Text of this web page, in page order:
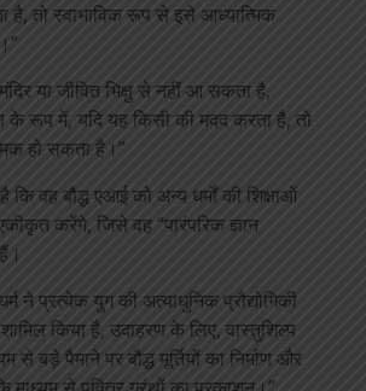
है, तो स्वाभाविक रूप से इसे आध्यात्मिक
या जीवित भिक्षु से नहीं आ सकता है,
रूप में, यदि यह किसी की मदद करता है, तो
हो सकता है।”
कि वह बौद्ध एआई को अन्य धर्मों की शिक्षाओं
करेंगे, जिसे वह “पारंपरिक ज्ञान
ने प्रत्येक युग की अत्याधुनिक प्रौद्योगिकी
किया है, उदाहरण के लिए, वास्तुशिल्प
से बड़े पैमाने पर बौद्ध मूर्तियों का निर्माण और